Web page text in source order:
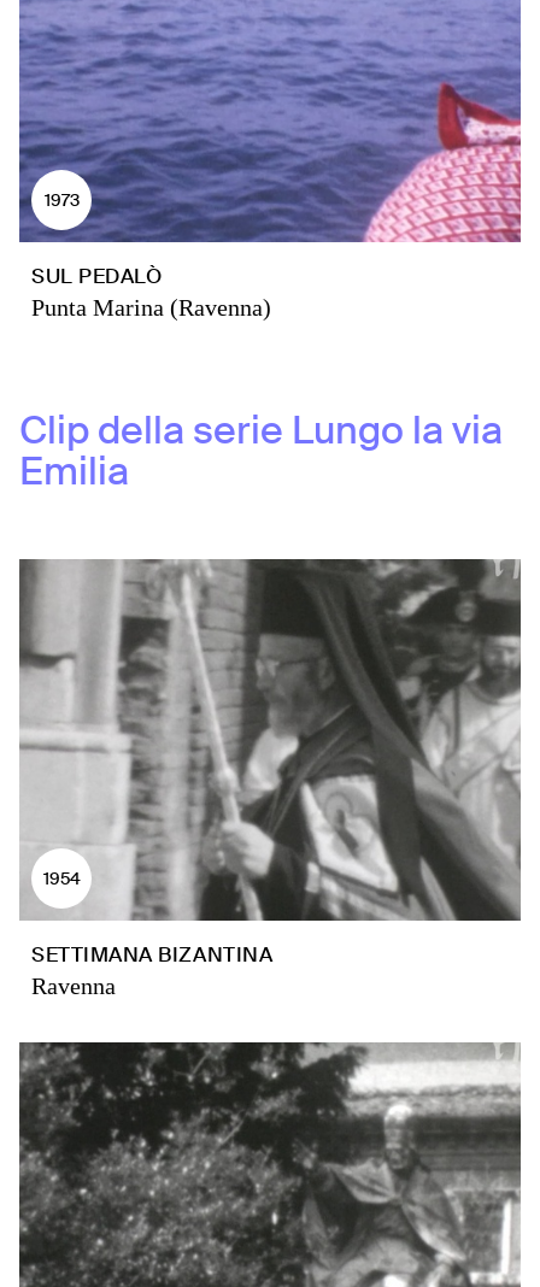
1973
SUL PEDALÒ
Punta Marina (Ravenna)
Clip della serie Lungo la via
Emilia
1954
SETTIMANA BIZANTINA
Ravenna